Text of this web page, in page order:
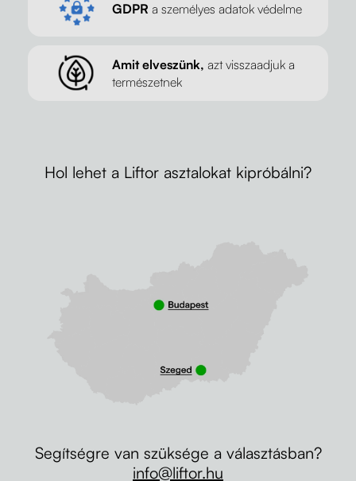
GDPR a személyes adatok védelme
Amit elveszünk, azt visszaadjuk a
természetnek
Hol lehet a Liftor asztalokat kipróbálni?
Segítségre van szüksége a választásban?
info@liftor.hu